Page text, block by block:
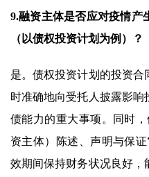
9.融资主体是否应对疫情产
（以债权投资计划为例）？
是。债权投资计划的投资合
时准确地向受托人披露影
债能力的重大事项。同时
资主体）陈述、声明与保
效期间保持财务状况良好